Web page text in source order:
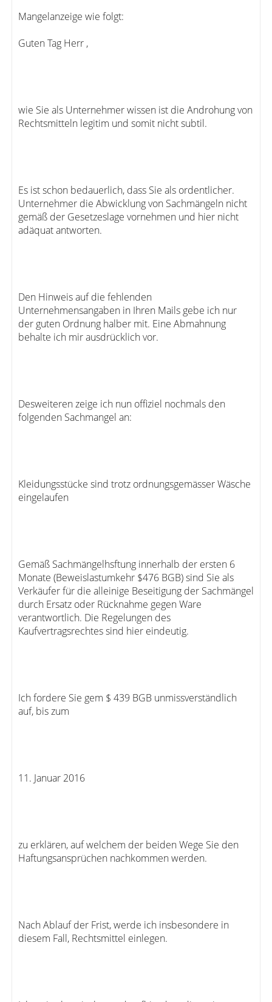
Mangelanzeige wie folgt:
Guten Tag Herr ,
wie Sie als Unternehmer wissen ist die Androhung von
Rechtsmitteln legitim und somit nicht subtil.
Es ist schon bedauerlich, dass Sie als ordentlicher.
Unternehmer die Abwicklung von Sachmängeln nicht
gemäß der Gesetzeslage vornehmen und hier nicht
adäquat antworten.
Den Hinweis auf die fehlenden
Unternehmensangaben in Ihren Mails gebe ich nur
der guten Ordnung halber mit. Eine Abmahnung
behalte ich mir ausdrücklich vor.
Desweiteren zeige ich nun offiziel nochmals den
folgenden Sachmangel an:
Kleidungsstücke sind trotz ordnungsgemässer Wäsche
eingelaufen
Gemäß Sachmängelhsftung innerhalb der ersten 6
Monate (Beweislastumkehr $476 BGB) sind Sie als
Verkäufer für die alleinige Beseitigung der Sachmängel
durch Ersatz oder Rücknahme gegen Ware
verantwortlich. Die Regelungen des
Kaufvertragsrechtes sind hier eindeutig.
Ich fordere Sie gem $ 439 BGB unmissverständlich
auf, bis zum
11. Januar 2016
zu erklären, auf welchem der beiden Wege Sie den
Haftungsansprüchen nachkommen werden.
Nach Ablauf der Frist, werde ich insbesondere in
diesem Fall, Rechtsmittel einlegen.